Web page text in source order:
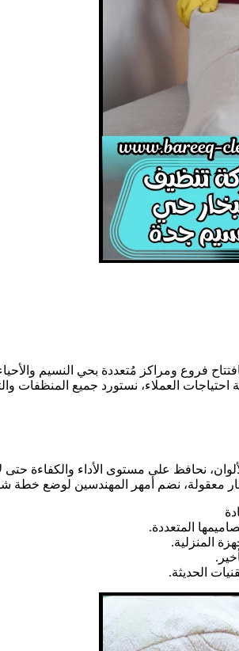
فروع ومراكز مُتعددة بحي النسيم والأحياء
احتياجات العملاء، نستورد جميع
نحافظ على مستوى الأداء والكفاءة
معقولة، نضم أمهر المهندسين لوضع خطة
المتعددة.
المنزلية.
الحديثة.